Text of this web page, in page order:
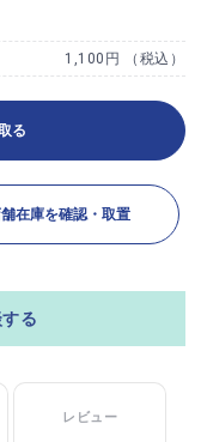
1,100円 （税込）
る
在庫を確認・取置
る
レビュー